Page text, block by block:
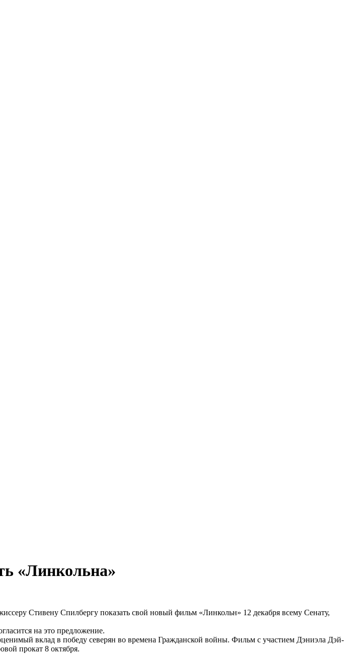
«Линкольна»
Стивену Спилбергу показать свой новый фильм «Линкольн» 12 декабря всему Сенату,
на это предложение.
вклад в победу северян во времена Гражданской войны. Фильм с участием Дэниэла Дэй-
прокат 8 октября.